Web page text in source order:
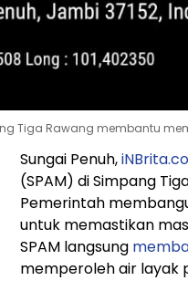
Tiga Rawang membantu
Sungai Penuh,
(SPAM) di Simpang
Pemerintah
untuk memastikan
SPAM langsung
memperoleh air layak